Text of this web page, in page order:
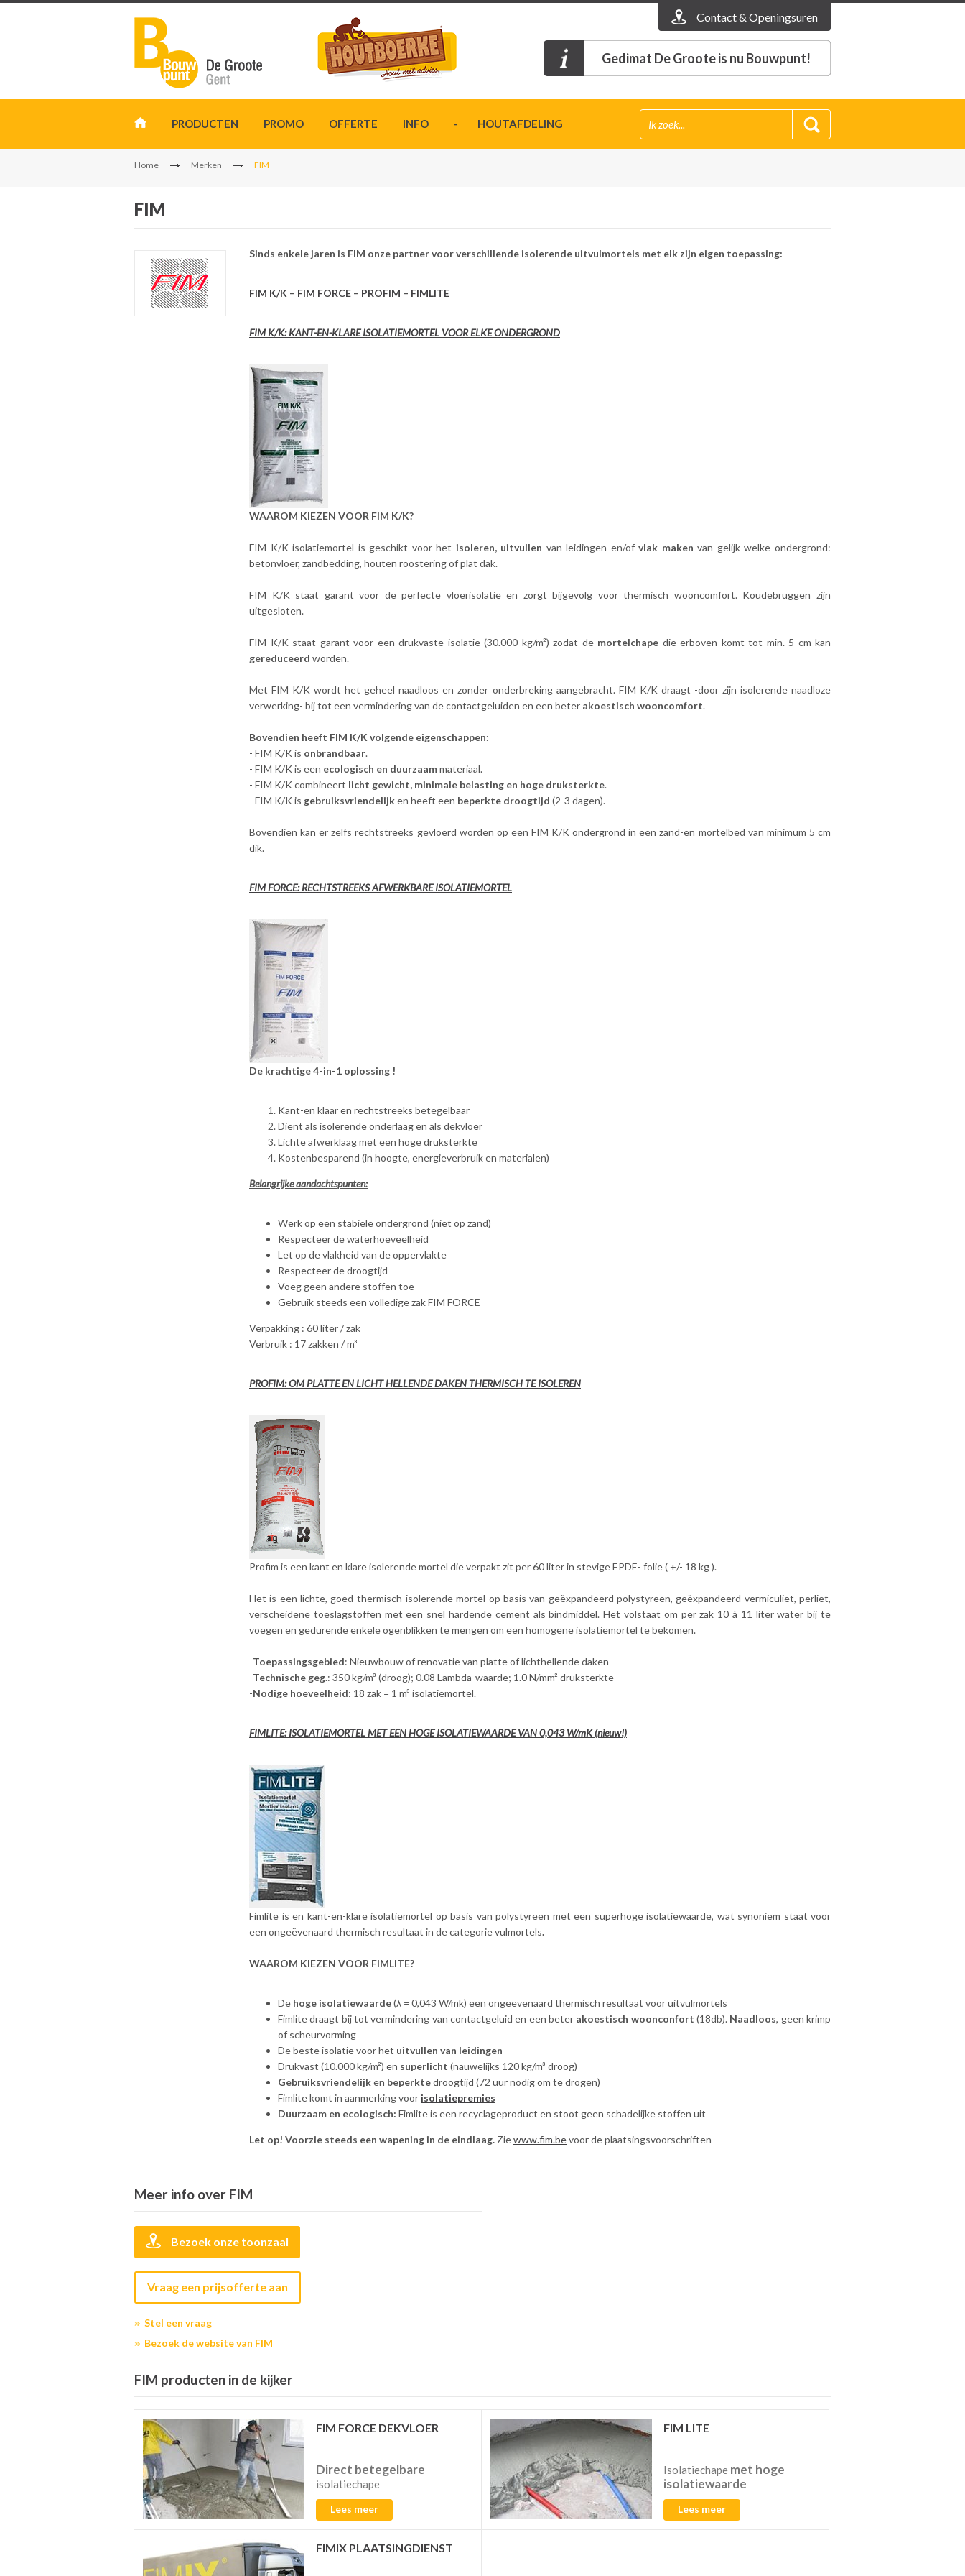
Contact & Openingsuren
Gedimat De Groote is nu Bouwpunt!
PRODUCTEN PROMO OFFERTE INFO - HOUTAFDELING
Home Merken FIM
FIM
Sinds enkele jaren is FIM onze partner voor verschillende isolerende uitvulmortels met elk zijn eigen toepassing:
FIM K/K – FIM FORCE – PROFIM – FIMLITE
FIM K/K: KANT-EN-KLARE ISOLATIEMORTEL VOOR ELKE ONDERGROND
WAAROM KIEZEN VOOR FIM K/K?
FIM K/K isolatiemortel is geschikt voor het isoleren, uitvullen van leidingen en/ofvlak maken van gelijk welke ondergrond:
betonvloer, zandbedding, houten roostering of plat dak.
FIM K/K staat garant voor de perfecte vloerisolatie en zorgt bijgevolg voor thermisch wooncomfort. Koudebruggen zijn
uitgesloten.
FIM K/K staat garant voor een drukvaste isolatie (30.000 kg/m²) zodat de mortelchape die erboven komt tot min. 5 cm kan
gereduceerd worden.
Met FIM K/K wordt het geheel naadloos en zonder onderbreking aangebracht. FIM K/K draagt -door zijn isolerende naadloze
verwerking- bij tot een vermindering van de contactgeluiden en een beter akoestisch wooncomfort.
Bovendien heeft FIM K/K volgende eigenschappen:
- FIM K/K is onbrandbaar.
- FIM K/K is een ecologisch en duurzaammateriaal.
- FIM K/K combineert licht gewicht, minimale belasting en hoge druksterkte.
- FIM K/K is gebruiksvriendelijken heeft een beperkte droogtijd (2-3 dagen).
Bovendien kan er zelfs rechtstreeks gevloerd worden op een FIM K/K ondergrond in een zand-en mortelbed van minimum 5 cm
dik.
FIM FORCE: RECHTSTREEKS AFWERKBARE ISOLATIEMORTEL
De krachtige 4-in-1 oplossing !
Kant-en klaar en rechtstreeks betegelbaar
Dient als isolerende onderlaag en als dekvloer
Lichte afwerklaag met een hoge druksterkte
Kostenbesparend (in hoogte, energieverbruik en materialen)
Belangrijke aandachtspunten:
Werk op een stabiele ondergrond (niet op zand)
Respecteer de waterhoeveelheid
Let op de vlakheid van de oppervlakte
Respecteer de droogtijd
Voeg geen andere stoffen toe
Gebruik steeds een volledige zak FIM FORCE
Verpakking : 60 liter / zak
Verbruik : 17 zakken / m³
PROFIM: OM PLATTE EN LICHT HELLENDE DAKEN THERMISCH TE ISOLEREN
Profim is een kant en klare isolerende mortel die verpakt zit per 60 liter in stevige EPDE- folie ( +/- 18 kg ).
Het is een lichte, goed thermisch-isolerende mortel op basis van geëxpandeerd polystyreen, geëxpandeerd vermiculiet, perliet,
verscheidene toeslagstoffen met een snel hardende cement als bindmiddel. Het volstaat om per zak 10 à 11 liter water bij te
voegen en gedurende enkele ogenblikken te mengen om een homogene isolatiemortel te bekomen.
-Toepassingsgebied: Nieuwbouw of renovatie van platte of lichthellende daken
-Technische geg.: 350 kg/m³ (droog); 0.08 Lambda-waarde; 1.0 N/mm² druksterkte
-Nodige hoeveelheid: 18 zak = 1 m³ isolatiemortel.
FIMLITE: ISOLATIEMORTEL MET EEN HOGE ISOLATIEWAARDE VAN 0,043 W/mK (nieuw!)
Fimlite is en kant-en-klare isolatiemortel op basis van polystyreen met een superhoge isolatiewaarde, wat synoniem staat voor
een ongeëvenaard thermisch resultaat in de categorie vulmortels.
WAAROM KIEZEN VOOR FIMLITE?
De hoge isolatiewaarde(λ = 0,043 W/mk) een ongeëvenaard thermisch resultaat voor uitvulmortels
Fimlite draagt bij tot vermindering van contactgeluid en een beter akoestisch woonconfort (18db). Naadloos, geen krimp
of scheurvorming
De beste isolatie voor het uitvullen van leidingen
Drukvast (10.000 kg/m²) en superlicht (nauwelijks 120 kg/m³ droog)
Gebruiksvriendelijken beperktedroogtijd (72 uur nodig om te drogen)
Fimlite komt in aanmerking voor isolatiepremies
Duurzaam en ecologisch: Fimlite is een recyclageproduct en stoot geen schadelijke stoffen uit
Let op! Voorzie steeds een wapening in de eindlaag. Ziewww.fim.bevoor de plaatsingsvoorschriften
Meer info over FIM
Bezoek onze toonzaal
Vraag een prijsofferte aan
Stel een vraag
Bezoek de website van FIM
FIM producten in de kijker
FIM FORCE DEKVLOER
Direct betegelbare
isolatiechape
Lees meer
FIM LITE
Isolatiechape met hoge
isolatiewaarde
Lees meer
FIMIX PLAATSINGDIENST